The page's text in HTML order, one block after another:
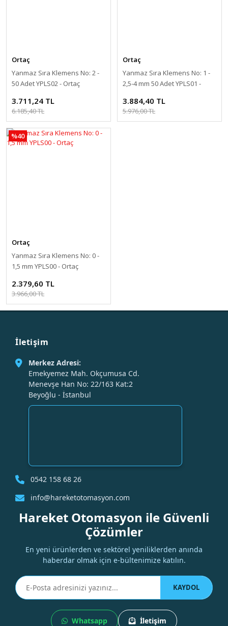
Ortaç
Yanmaz Sıra Klemens No: 2 -
50 Adet YPLS02 - Ortaç
3.711,24 TL
6.185,40 TL
Ortaç
Yanmaz Sıra Klemens No: 1 -
2,5-4 mm 50 Adet YPLS01 -
3.884,40 TL
5.976,00 TL
%40
Ortaç
Yanmaz Sıra Klemens No: 0 -
1,5 mm YPLS00 - Ortaç
2.379,60 TL
3.966,00 TL
İletişim
Merkez Adresi:
Emekyemez Mah. Okçumusa Cd.
Menevşe Han No: 22/163 Kat:2
Beyoğlu - İstanbul
0542 158 68 26
info@hareketotomasyon.com
Hareket Otomasyon ile Güvenli
Çözümler
En yeni ürünlerden ve sektörel yeniliklerden anında
haberdar olmak için e-bültenimize katılın.
KAYDOL
Whatsapp İletişim